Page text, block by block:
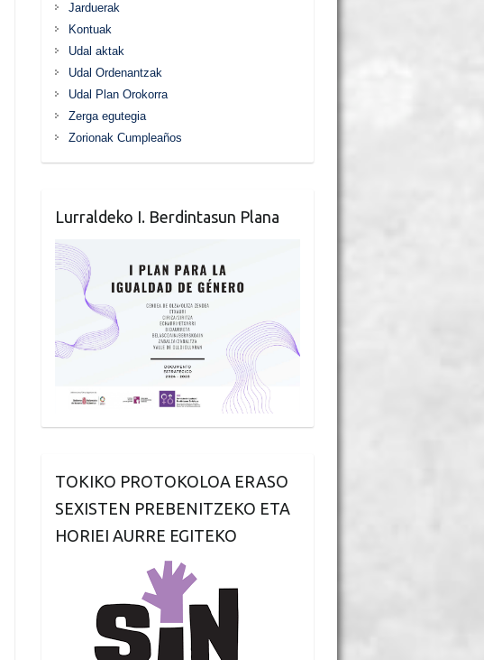
Jarduerak
Kontuak
Udal aktak
Udal Ordenantzak
Udal Plan Orokorra
Zerga egutegia
Zorionak Cumpleaños
Lurraldeko I. Berdintasun Plana
TOKIKO PROTOKOLOA ERASO
SEXISTEN PREBENITZEKO ETA
HORIEI AURRE EGITEKO